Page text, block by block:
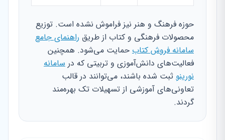
حوزه فرهنگ و هنر نیز فراموش نشده است. توزیع
محصولات فرهنگی و کتاب از طریق راهنمای جامع
سامانه فروش کتاب حمایت می‌شود. همچنین
فعالیت‌های دانش‌آموزی و تربیتی که در سامانه
نورینو ثبت شده باشند، می‌توانند در قالب
تعاونی‌های آموزشی از تسهیلات تک بهره‌مند
گردند.